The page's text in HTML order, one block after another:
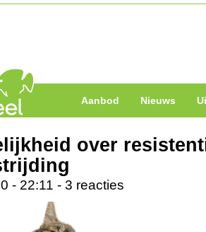
Aanbod Nieuws
over
- 22:11 - 3 reacties